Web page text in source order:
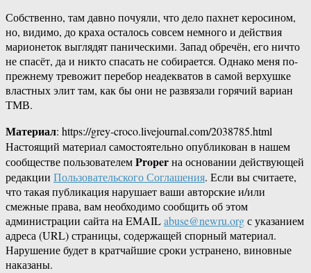
Собственно, там давно почуяли, что дело пахнет керосином,
но, видимо, до краха осталось совсем немного и действия
марионеток выглядят паническими. Запад обречён, его ничто
не спасёт, да и никто спасать не собирается. Однако меня по-
прежнему тревожит перебор неадекватов в самой верхушке
властных элит там, как бы они не развязали горячий вариан
ТМВ.
Материал: https://grey-croco.livejournal.com/2038785.html
Настоящий материал самостоятельно опубликован в нашем
сообществе пользователемProperна основании действующей
редакции Пользовательского Соглашения. Если вы считаете,
что такая публикация нарушает ваши авторские и/или
смежные права, вам необходимо сообщить об этом
администрации сайта на EMAILabuse@newru.orgс указанием
адреса (URL) страницы, содержащей спорный материал.
Нарушение будет в кратчайшие сроки устранено, виновные
наказаны.